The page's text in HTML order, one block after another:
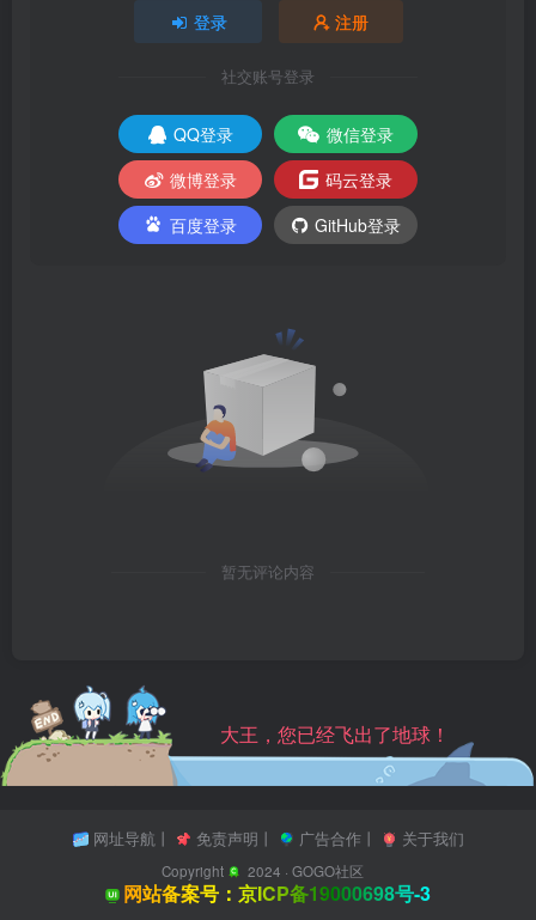
登录 注册
社交账号登录
QQ登录
微信登录
微博登录
码云登录
百度登录
GitHub登录
暂无评论内容
大王，您已经飞出了地球！
网址导航丨 免责声明 丨 广告合作丨 关于我们
Copyright 2024 ·GOGO社区
网站备案号：京ICP备19000698号-3